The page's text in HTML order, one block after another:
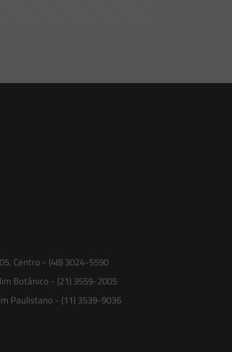
Centro - (48) 3024-5590
Botânico - (21) 3559-2005
Paulistano - (11) 3539-9036